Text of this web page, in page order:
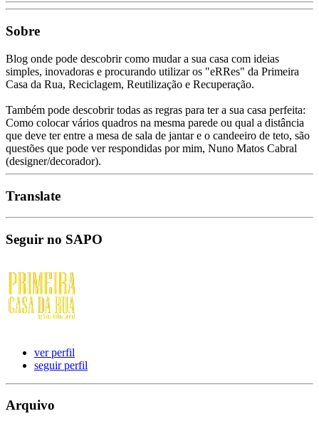
Sobre
Blog onde pode descobrir como mudar a sua casa com ideias
simples, inovadoras e procurando utilizar os "eRRes" da Primeira
Casa da Rua, Reciclagem, Reutilização e Recuperação.
Também pode descobrir todas as regras para ter a sua casa perfeita:
Como colocar vários quadros na mesma parede ou qual a distância
que deve ter entre a mesa de sala de jantar e o candeeiro de teto, são
questões que pode ver respondidas por mim, Nuno Matos Cabral
(designer/decorador).
Translate
Seguir no SAPO
ver perfil
seguir perfil
Arquivo